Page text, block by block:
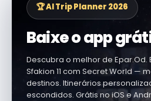
🏆 AI Trip Planner 2026
Baixe o app
Descubra o melhor de
Sfakion 11 com Secret World —
destinos. Itinerários
escondidos. Grátis no iOS e